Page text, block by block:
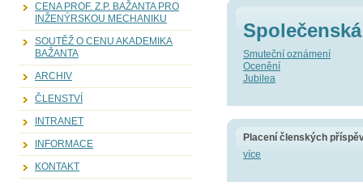
CENA PROF. Z.P. BAŽANTA PRO
INŽENÝRSKOU MECHANIKU
SOUTĚŽ O CENU AKADEMIKA
BAŽANTA
ARCHIV
ČLENSTVÍ
INTRANET
INFORMACE
KONTAKT
Smuteční oznámení
Ocenění
Jubilea
Placení členských
více